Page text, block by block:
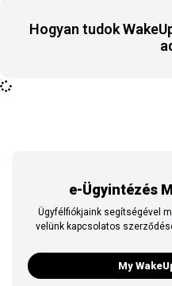
Hogyan tudok
e-Ügyintézés
Ügyfélfiókjaink segítségével
velünk kapcsolatos
My